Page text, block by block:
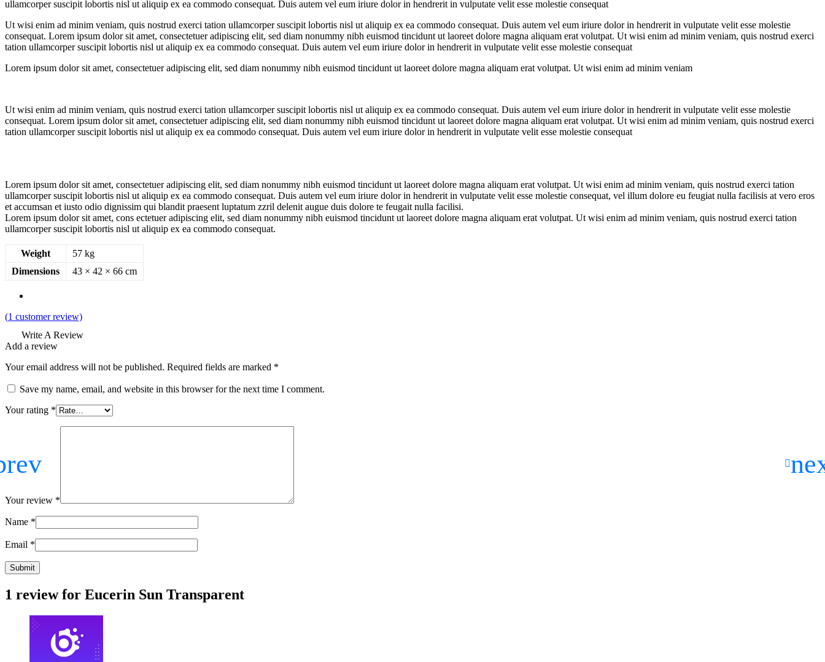
ullamcorper suscipit lobortis nisl ut aliquip ex ea commodo consequat. Duis autem vel eum iriure dolor in hendrerit in vulputate velit esse molestie consequat
Ut wisi enim ad minim veniam, quis nostrud exerci tation ullamcorper suscipit lobortis nisl ut aliquip ex ea commodo consequat. Duis autem vel eum iriure dolor in hendrerit in vulputate velit esse molestie
consequat. Lorem ipsum dolor sit amet, consectetuer adipiscing elit, sed diam nonummy nibh euismod tincidunt ut laoreet dolore magna aliquam erat volutpat. Ut wisi enim ad minim veniam, quis nostrud exerci
tation ullamcorper suscipit lobortis nisl ut aliquip ex ea commodo consequat. Duis autem vel eum iriure dolor in hendrerit in vulputate velit esse molestie consequat
Lorem ipsum dolor sit amet, consectetuer adipiscing elit, sed diam nonummy nibh euismod tincidunt ut laoreet dolore magna aliquam erat volutpat. Ut wisi enim ad minim veniam
Ut wisi enim ad minim veniam, quis nostrud exerci tation ullamcorper suscipit lobortis nisl ut aliquip ex ea commodo consequat. Duis autem vel eum iriure dolor in hendrerit in vulputate velit esse molestie
consequat. Lorem ipsum dolor sit amet, consectetuer adipiscing elit, sed diam nonummy nibh euismod tincidunt ut laoreet dolore magna aliquam erat volutpat. Ut wisi enim ad minim veniam, quis nostrud exerci
tation ullamcorper suscipit lobortis nisl ut aliquip ex ea commodo consequat. Duis autem vel eum iriure dolor in hendrerit in vulputate velit esse molestie consequat
Lorem ipsum dolor sit amet, consectetuer adipiscing elit, sed diam nonummy nibh euismod tincidunt ut laoreet dolore magna aliquam erat volutpat. Ut wisi enim ad minim veniam, quis nostrud exerci tation
ullamcorper suscipit lobortis nisl ut aliquip ex ea commodo consequat. Duis autem vel eum iriure dolor in hendrerit in vulputate velit esse molestie consequat, vel illum dolore eu feugiat nulla facilisis at vero eros
et accumsan et iusto odio dignissim qui blandit praesent luptatum zzril delenit augue duis dolore te feugait nulla facilisi.
Lorem ipsum dolor sit amet, cons ectetuer adipiscing elit, sed diam nonummy nibh euismod tincidunt ut laoreet dolore magna aliquam erat volutpat. Ut wisi enim ad minim veniam, quis nostrud exerci tation
ullamcorper suscipit lobortis nisl ut aliquip ex ea commodo consequat.
Weight
57 kg
Dimensions
43 × 42 × 66 cm
(1 customer review)
Write A Review
Add a review
Your email address will not be published. Required fields are marked *
Save my name, email, and website in this browser for the next time I comment.
Your rating *
Your review *
Name *
Email *
1 review for Eucerin Sun Transparent